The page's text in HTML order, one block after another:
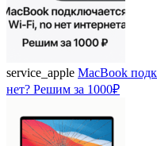
service_apple MacBook
нет? Решим за 1000₽